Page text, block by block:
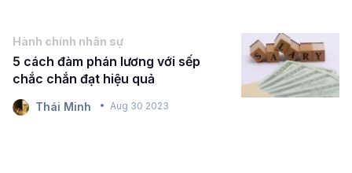
Hành chính nhân sự
5 cách đàm phán lương với sếp
chắc chắn đạt hiệu quả
Thái Minh Aug 30 2023